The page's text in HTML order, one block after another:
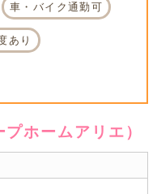
車・バイク通勤可
あり
ホームアリエ）